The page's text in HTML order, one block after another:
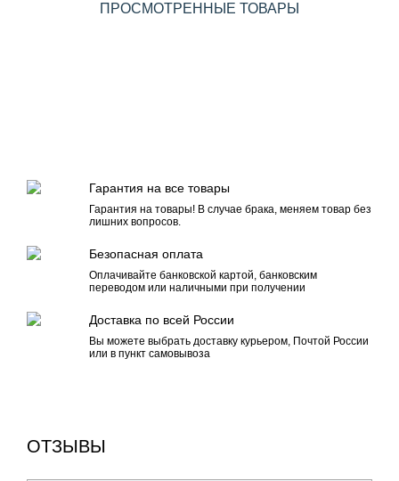
ПРОСМОТРЕННЫЕ ТОВАРЫ
Гарантия на все товары
Гарантия на товары! В случае брака, меняем товар без
лишних вопросов.
Безопасная оплата
Оплачивайте банковской картой, банковским
переводом или наличными при получении
Доставка по всей России
Вы можете выбрать доставку курьером, Почтой России
или в пункт самовывоза
ОТЗЫВЫ